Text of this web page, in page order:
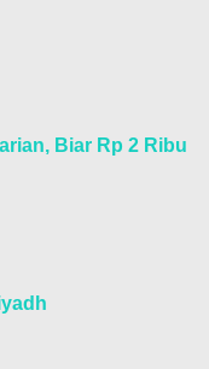
Biar Rp 2 Ribu